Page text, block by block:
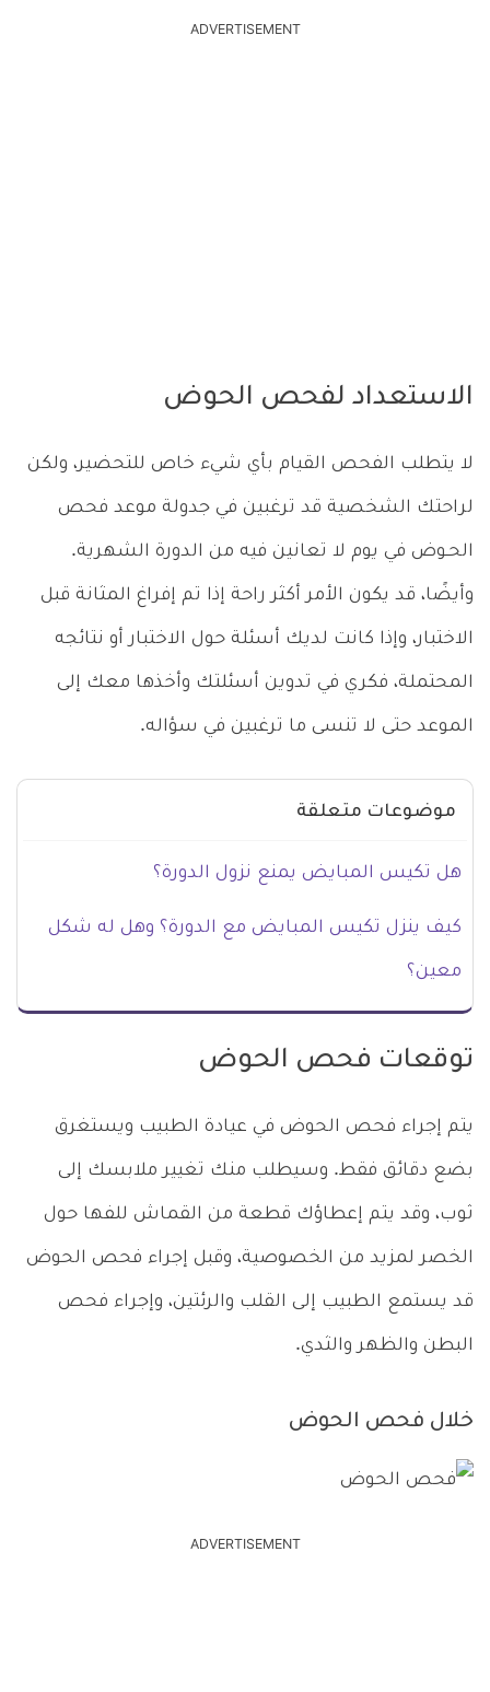
ADVERTISEMENT
الاستعداد لفحص الحوض
لا يتطلب الفحص القيام بأي شيء خاص للتحضير، ولكن
لراحتك الشخصية قد ترغبين في جدولة موعد فحص
الحـوض في يوم لا تعانين فيه من الدورة الشهرية.
وأيضًا، قد يكون الأمر أكثر راحة إذا تم إفراغ المثانة قبل
الاختبار، وإذا كانت لديك أسئلة حول الاختبار أو نتائجه
المحتملة، فكري في تدوين أسئلتك وأخذها معك إلى
الموعد حتى لا تنسى ما ترغبين في سؤاله.
موضوعات متعلقة
هل تكيس المبايض يمنع نزول الدورة؟
كيف ينزل تكيس المبايض مع الدورة؟ وهل له شكل
معين؟
توقعات فحص الحوض
يتم إجراء فحص الحوض في عيادة الطبيب ويستغرق
بضع دقائق فقط. وسيطلب منك تغيير ملابسك إلى
ثوب، وقد يتم إعطاؤك قطعة من القماش للفها حول
الخصر لمزيد من الخصوصية، وقبل إجراء فحص الحوض
قد يستمع الطبيب إلى القلب والرئتين، وإجراء فحص
البطن والظهر والثدي.
خلال فحص الحوض
ADVERTISEMENT